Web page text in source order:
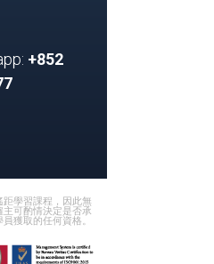
+852
距學習課程，因此無
主可酌情決定是否承
獲取的任何資格。